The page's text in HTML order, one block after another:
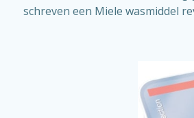
schreven een Miele wasmiddel